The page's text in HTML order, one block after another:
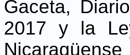
Gaceta,
2017 y la